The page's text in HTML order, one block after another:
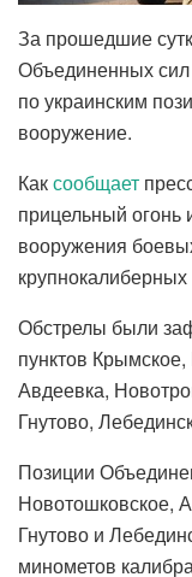
За прошедшие
Объединенных сил
по украинским
вооружение.
Каксообщает
прицельный огонь
вооружения
Обстрелы были
пунктов
Авдеевка,
Гнутово,
Позиции
Новотошковское,
Гнутово и
минометов